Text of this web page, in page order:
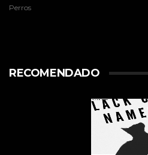
Perros
RECOMENDADO